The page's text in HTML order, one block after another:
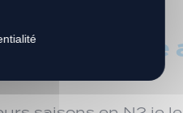
foot d’une